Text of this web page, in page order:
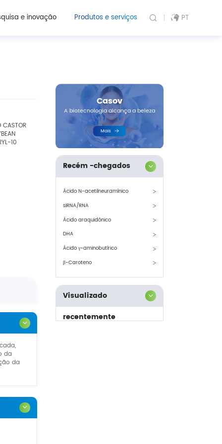
e inovação Produtos e serviços PT
CASTOR
10
da
da
Casov
A biotecnologia alcança a beleza
Mais
Recém -chegados
Ácido N-acetilneuramínico
siRNA/RNA
Ácido araquidônico
DHA
Ácido γ-aminobutírico
β-Caroteno
Visualizado
recentemente